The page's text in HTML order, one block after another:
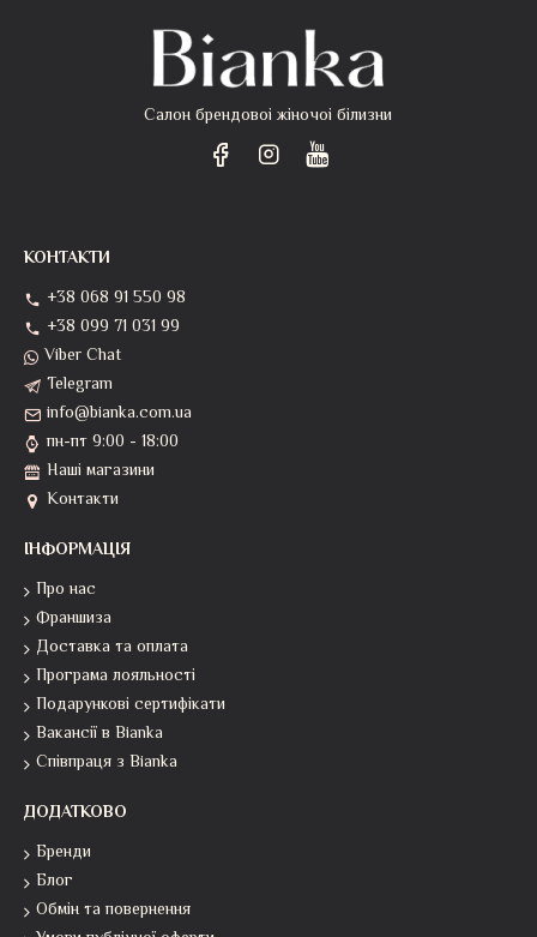
Салон брендовоі жіночоі білизни
КОНТАКТИ
+38 068 91 550 98
+38 099 71 031 99
Viber Chat
Telegram
info@bianka.com.ua
пн-пт 9:00 - 18:00
Наші магазини
Контакти
ІНФОРМАЦІЯ
Про нас
Франшиза
Доставка та оплата
Програма лояльності
Подарункові сертифікати
Вакансії в Bianka
Співпраця з Bianka
ДОДАТКОВО
Бренди
Блог
Обмін та повернення